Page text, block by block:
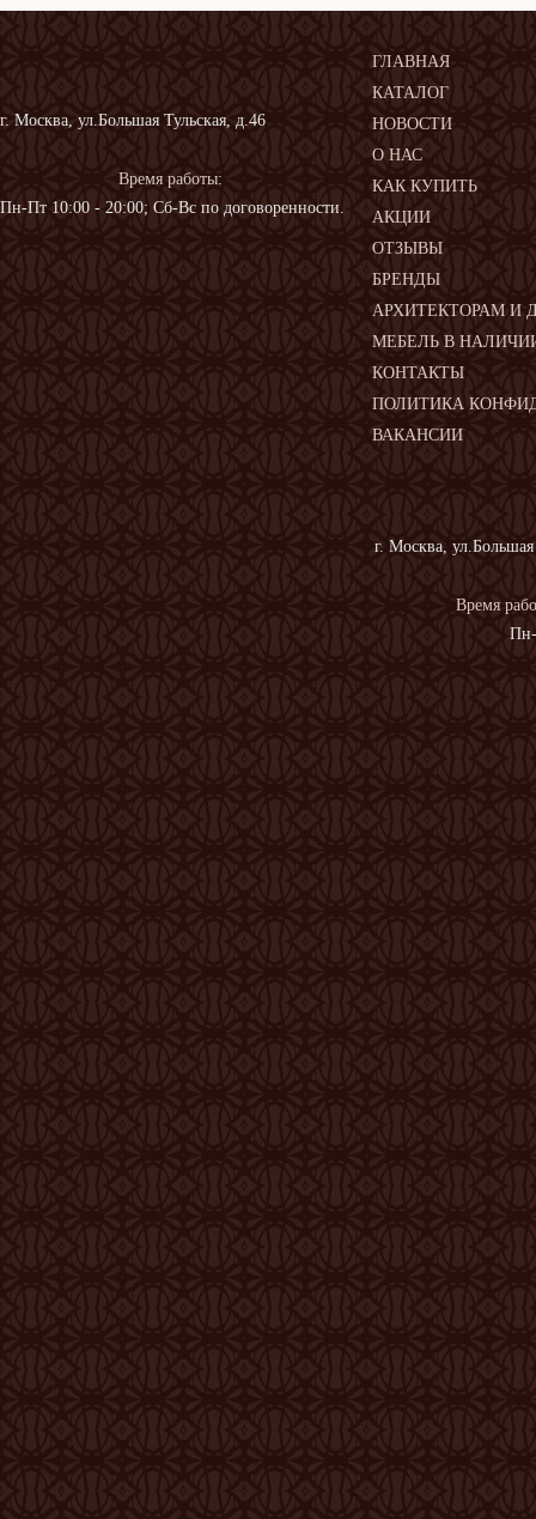
г. Москва, ул.Большая Тульская, д.46
Время работы:
Пн-Пт 10:00 - 20:00; Сб-Вс по договоренности.
ГЛАВНАЯ
КАТАЛОГ
НОВОСТИ
О НАС
КАК КУПИТЬ
АКЦИИ
ОТЗЫВЫ
БРЕНДЫ
АРХИТЕКТОРАМ И
МЕБЕЛЬ В
КОНТАКТЫ
ПОЛИТИКА
ВАКАНСИИ
г. Москва, ул.Большая
Время
Пн-